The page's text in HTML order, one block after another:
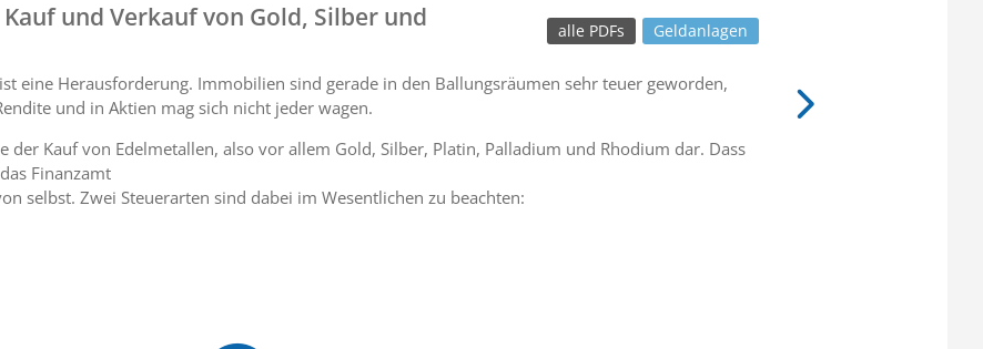
und Verkauf von Gold, Silber und
Geldanlagen
alle PDFs
eine Herausforderung. Immobilien sind gerade in den Ballungsräumen sehr teuer geworden,
und in Aktien mag sich nicht jeder wagen.
der Kauf von Edelmetallen, also vor allem Gold, Silber, Platin, Palladium und Rhodium dar. Dass
Finanzamt
selbst. Zwei Steuerarten sind dabei im Wesentlichen zu beachten: